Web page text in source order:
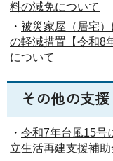
料の減免について
・ 被災家屋（居宅
の軽減措置【令和8
について
その他の支援
・ 令和7年台風15号
立生活再建支援補